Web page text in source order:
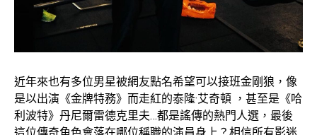
近年來也有多位男星被網友點名希望可以接班金剛狼，像
是以出演《金牌特務》而走紅的泰隆·艾奇頓 ，甚至是《哈
利波特》丹尼爾雷德克里夫…都是謠傳的熱門人選，最後